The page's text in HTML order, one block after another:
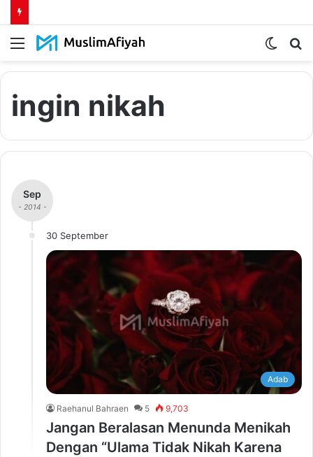
Menu
Switch
ingin nikah
Sep
- 2014 -
30 September
Adab
Raehanul Bahraen 5 9,703
Jangan Beralasan Menunda Menikah
Dengan “Ulama Tidak Nikah Karena